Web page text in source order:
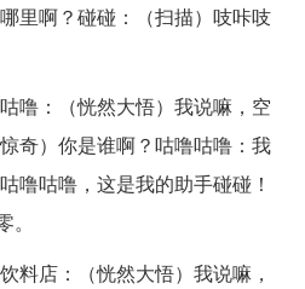
里啊？碰碰：（扫描）吱咔吱
噜：（恍然大悟）我说嘛，空
奇）你是谁啊？咕噜咕噜：我
噜咕噜，这是我的助手碰碰！
料店：（恍然大悟）我说嘛，